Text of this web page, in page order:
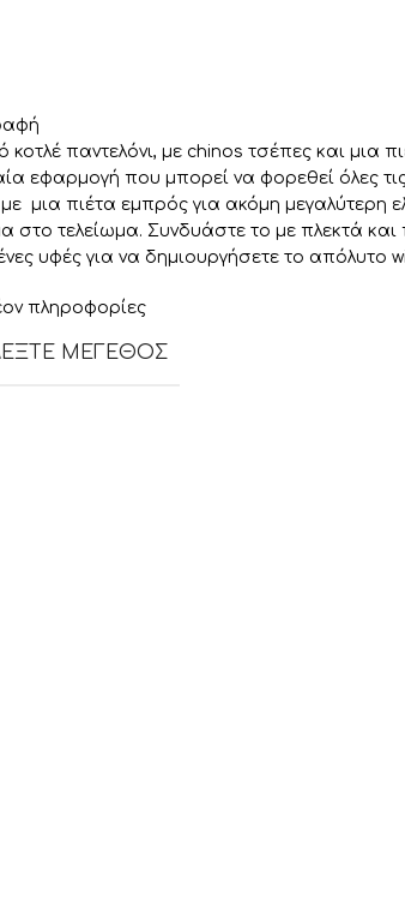
κοτλέ παντελόνι, με chinos τσέπες και μια
εφαρμογή που μπορεί να φορεθεί όλες
μια πιέτα εμπρός για ακόμη μεγαλύτερη
στο τελείωμα. Συνδυάστε το με πλεκτά και
υφές για να δημιουργήσετε το απόλυτο
πληροφορίες
ΜΈΓΕΘΟΣ